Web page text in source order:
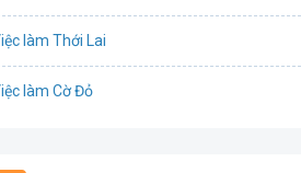
làm Thới Lai
làm Cờ Đỏ